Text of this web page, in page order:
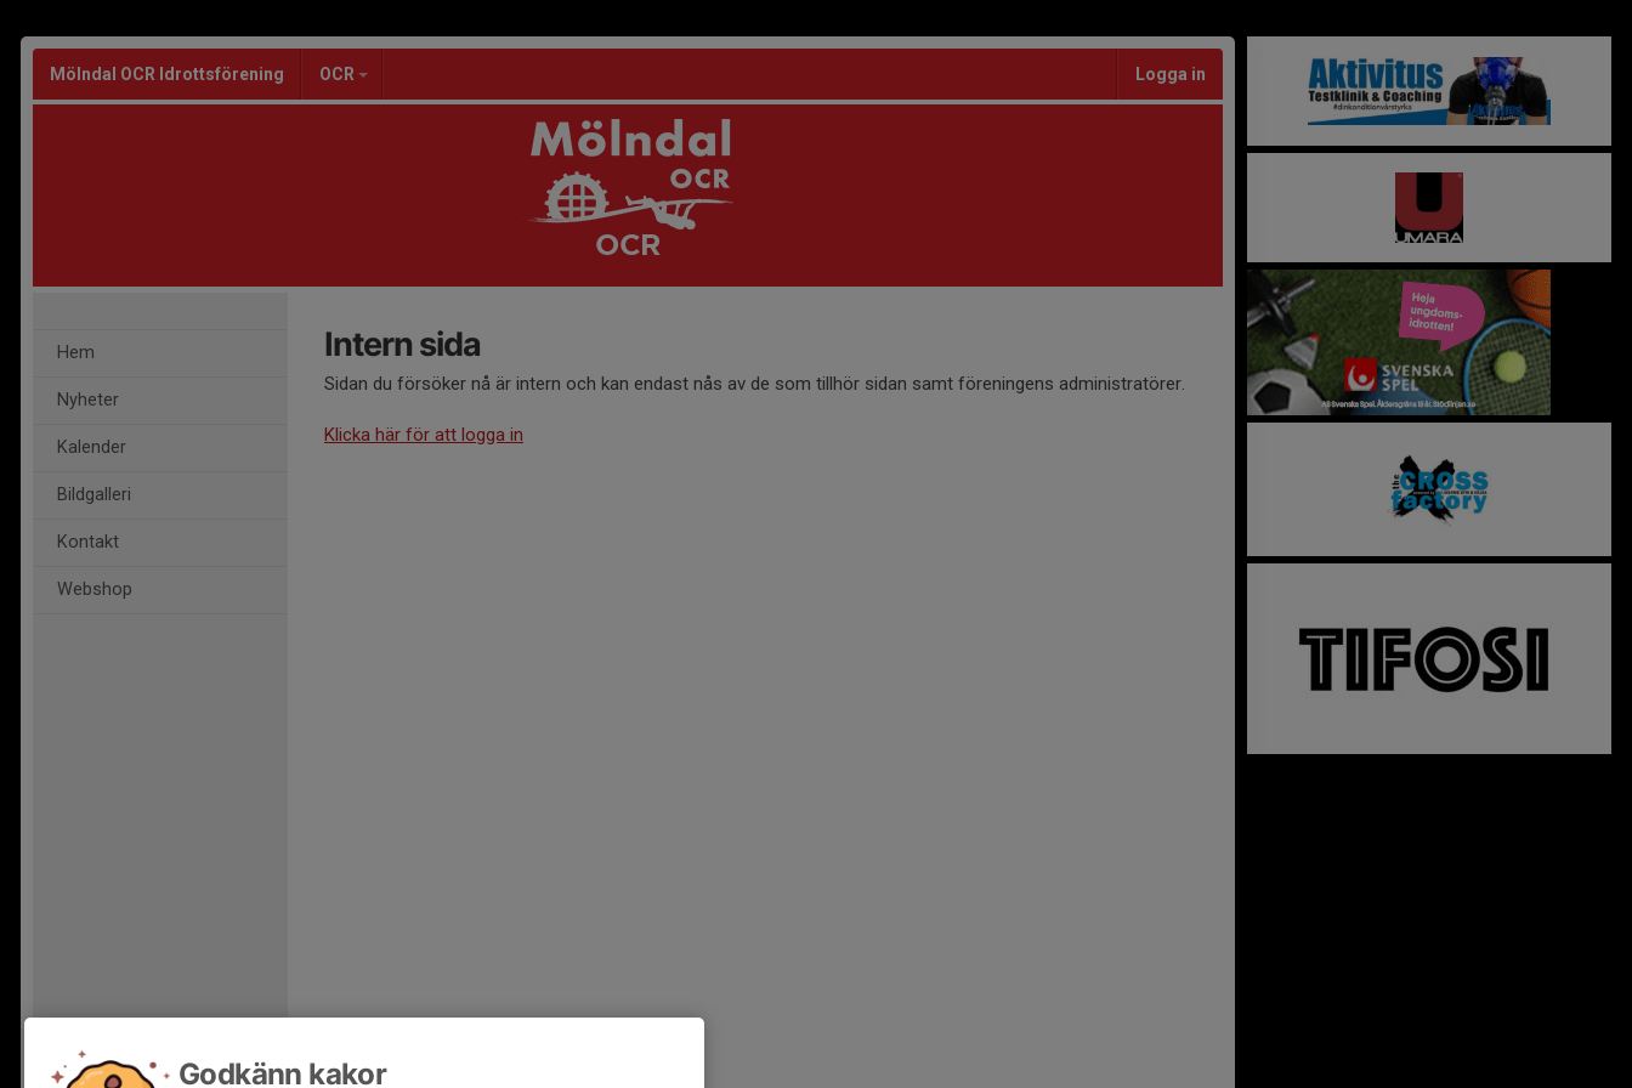
Mölndal OCR Idrottsförening OCR Logga in
OCR
Hem
Nyheter
Kalender
Bildgalleri
Kontakt
Webshop
Intern sida
Sidan du försöker nå är intern och kan endast nås av de som tillhör sidan samt föreningens administratörer.
Klicka här för att logga in
Godkänn kakor